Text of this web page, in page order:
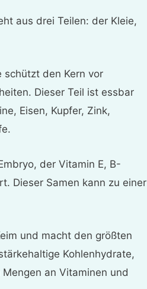
aus drei Teilen: der Kleie,
schützt den Kern vor
Dieser Teil ist essbar
Eisen, Kupfer, Zink,
der Vitamin E, B-
Dieser Samen kann zu einer
und macht den größten
Kohlenhydrate,
an Vitaminen und